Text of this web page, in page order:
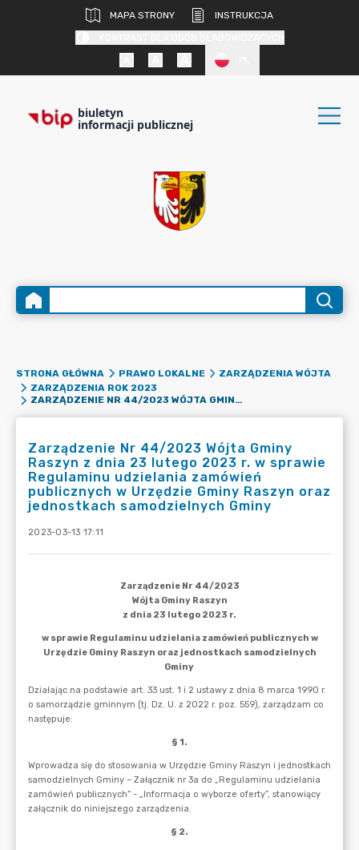
MAPA STRONY
INSTRUKCJA
biuletyn
informacji publicznej
STRONA GŁÓWNA PRAWO LOKALNE
ZARZĄDZENIA WÓJTA
ZARZĄDZENIA ROK 2023
ZARZĄDZENIE NR 44/2023 WÓJTA GMINY RASZYN Z DNIA 23 LUTEGO 2023 R. W SPRAWIE REGULAMINU UDZIELANIA ZAMÓWIEŃ PUBLICZNYCH W URZĘDZIE GMINY RASZYN ORAZ JEDNOSTKACH SAMODZIELNYCH GMINY
Zarządzenie Nr 44/2023 Wójta Gminy
Raszyn z dnia 23 lutego 2023 r. w sprawie
Regulaminu udzielania zamówień
publicznych w Urzędzie Gminy Raszyn oraz
jednostkach samodzielnych Gminy
2023-03-13 17:11